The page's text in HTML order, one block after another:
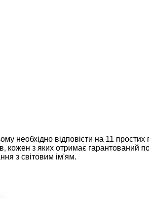
необхідно відповісти на 11 простих
кожен з яких отримає гарантований
з світовим ім'ям.